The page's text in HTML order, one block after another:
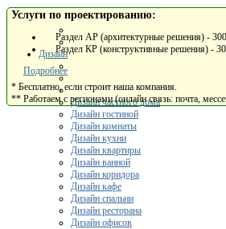
Дизайн
Дизайн частного дома
Дизайн гостиной
Дизайн комнаты
Дизайн кухни
Дизайн квартиры
Дизайн ванной
Дизайн коридора
Дизайн кафе
Дизайн спальни
Дизайн ресторана
Дизайн офисов
Услуги по проектированию:
Раздел АР (архитектурные решения) -
Раздел КР (конструктивные решения) -
Подробнее
* Бесплатно, если строит наша компания.
** Работаем с регионами (онлайн связь: почта,